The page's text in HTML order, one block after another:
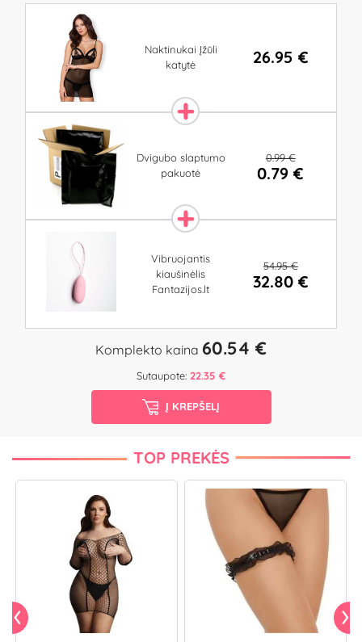
Naktinukai Įžūli
katytė
26.95 €
Dvigubo slaptumo
pakuotė
0.99 €
0.79 €
Vibruojantis
kiaušinėlis
Fantazijos.lt
54.95 €
32.80 €
Komplekto kaina 60.54 €
Sutaupote: 22.35 €
Į KREPŠELĮ
TOP PREKĖS